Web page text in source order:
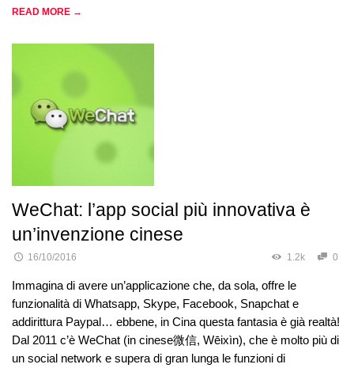
READ MORE →
WeChat: l’app social più innovativa è
un’invenzione cinese
16/10/2016 1.2k 0
Immagina di avere un’applicazione che, da sola, offre le
funzionalità di Whatsapp, Skype, Facebook, Snapchat e
addirittura Paypal… ebbene, in Cina questa fantasia è già realtà!
Dal 2011 c’è WeChat (in cinese微信, Wēixìn), che è molto più di
un social network e supera di gran lunga le funzioni di